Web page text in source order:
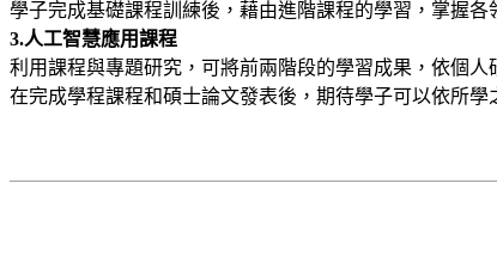
學子完成基礎課程訓練後，藉由進階課程的學習，掌握各
3.人工智慧應用課程
利用課程與專題研究，可將前兩階段的學習成果，依個
在完成學程課程和碩士論文發表後，期待學子可以依所